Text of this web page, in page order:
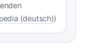
(deutsch))